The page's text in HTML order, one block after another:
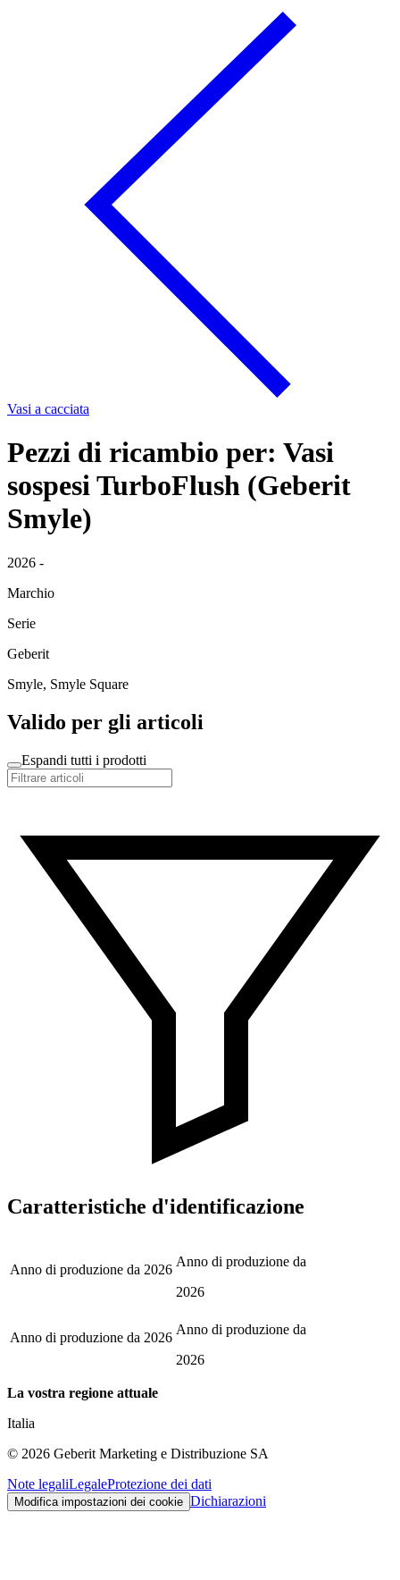
Vasi a cacciata
Pezzi di ricambio per: Vasi
sospesi TurboFlush (Geberit
Smyle)
2026 -
Marchio
Serie
Geberit
Smyle, Smyle Square
Valido per gli articoli
Espandi tutti i prodotti
Caratteristiche d'identificazione
Anno di produzione da 2026
Anno di produzione da
2026
Anno di produzione da 2026
Anno di produzione da
2026
La vostra regione attuale
Italia
© 2026 Geberit Marketing e Distribuzione SA
Note legaliLegaleProtezione dei dati
Modifica impostazioni dei cookie Dichiarazioni